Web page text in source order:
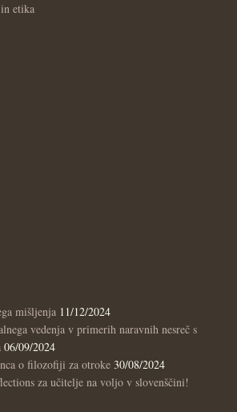
etika
mišljenja 11/12/2024
vedenja v primerih naravnih nesreč s
06/09/2024
o filozofiji za otroke 30/08/2024
za učitelje na voljo v slovenščini!